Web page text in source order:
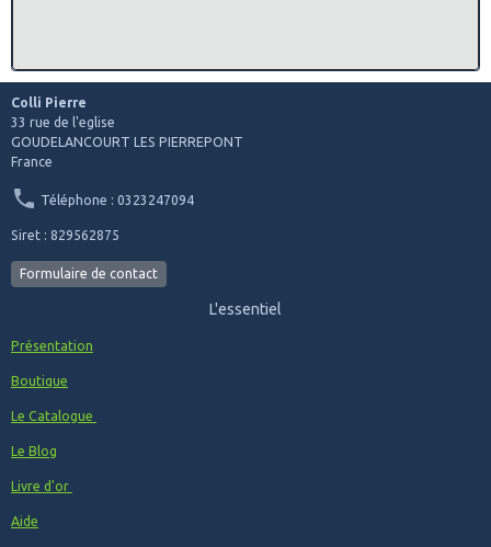
Colli Pierre
33 rue de l'eglise
GOUDELANCOURT LES PIERREPONT
France
Téléphone : 0323247094
Siret : 829562875
Formulaire de contact
L'essentiel
Présentation
Boutique
Le Catalogue
Le Blog
Livre d'or
Aide